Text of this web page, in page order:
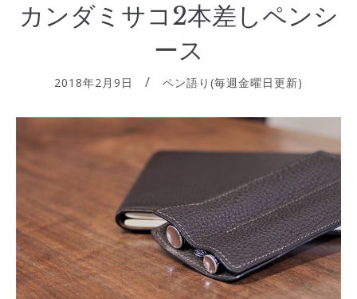
カンダミサコ2本差しペンシ
ース
2018年2月9日 ペン語り(毎週金曜日更新)